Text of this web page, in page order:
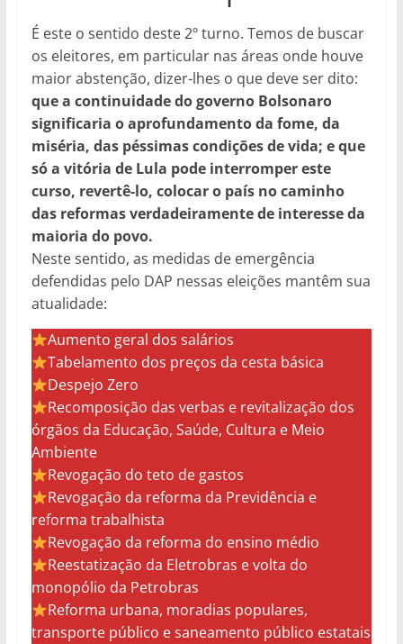
É este o sentido deste 2º turno. Temos de buscar
os eleitores, em particular nas áreas onde houve
maior abstenção, dizer-lhes o que deve ser dito:
que a continuidade do governo Bolsonaro
significaria o aprofundamento da fome, da
miséria, das péssimas condições de vida; e que
só a vitória de Lula pode interromper este
curso, revertê-lo, colocar o país no caminho
das reformas verdadeiramente de interesse da
maioria do povo.
Neste sentido, as medidas de emergência
defendidas pelo DAP nessas eleições mantêm sua
atualidade:
Aumento geral dos salários
Tabelamento dos preços da cesta básica
Despejo Zero
Recomposição das verbas e revitalização dos
órgãos da Educação, Saúde, Cultura e Meio
Ambiente
Revogação do teto de gastos
Revogação da reforma da Previdência e
reforma trabalhista
Revogação da reforma do ensino médio
Reestatização da Eletrobras e volta do
monopólio da Petrobras
Reforma urbana, moradias populares,
transporte público e saneamento público estatais